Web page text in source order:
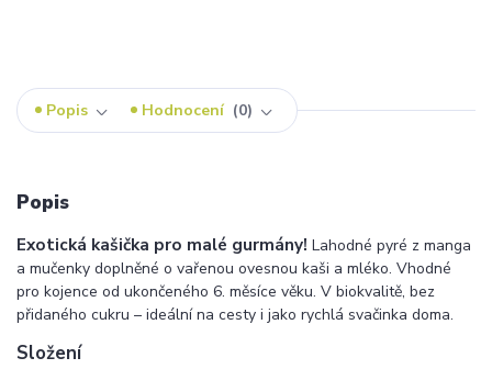
Popis Hodnocení 0
Popis
Exotická kašička pro malé gurmány! Lahodné pyré z manga
a mučenky doplněné o vařenou ovesnou kaši a mléko. Vhodné
pro kojence od ukončeného 6. měsíce věku. V biokvalitě, bez
přidaného cukru – ideální na cesty i jako rychlá svačinka doma.
Složení